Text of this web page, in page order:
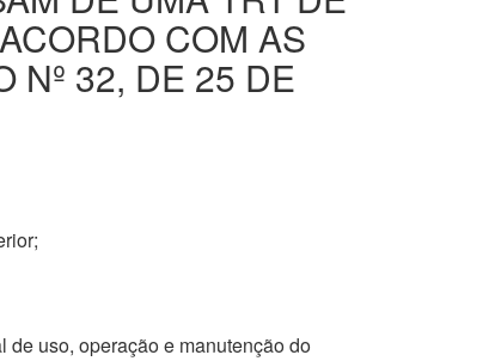
COM AS
Nº 32, DE 25 DE
uso, operação e manutenção do